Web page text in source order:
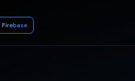
Firebase